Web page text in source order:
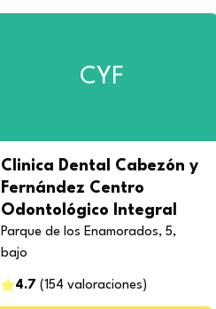
CYF
Clinica Dental Cabezón y
Fernández Centro
Odontológico Integral
Parque de los Enamorados, 5,
bajo
4.7 (154 valoraciones )